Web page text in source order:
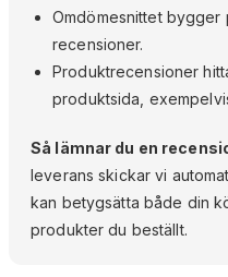
Omdömesnittet bygger
recensioner.
Produktrecensioner
produktsida,
Så lämnar du en
leverans skickar vi
kan betygsätta både din
produkter du beställt.